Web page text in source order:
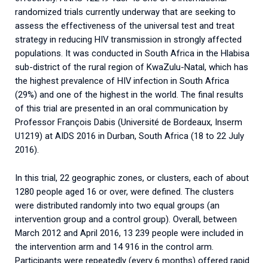
randomized trials currently underway that are seeking to
assess the effectiveness of the universal test and treat
strategy in reducing HIV transmission in strongly affected
populations. It was conducted in South Africa in the Hlabisa
sub-district of the rural region of KwaZulu-Natal, which has
the highest prevalence of HIV infection in South Africa
(29%) and one of the highest in the world. The final results
of this trial are presented in an oral communication by
Professor François Dabis (Université de Bordeaux, Inserm
U1219) at AIDS 2016 in Durban, South Africa (18 to 22 July
2016).
In this trial, 22 geographic zones, or clusters, each of about
1280 people aged 16 or over, were defined. The clusters
were distributed randomly into two equal groups (an
intervention group and a control group). Overall, between
March 2012 and April 2016, 13 239 people were included in
the intervention arm and 14 916 in the control arm.
Participants were repeatedly (every 6 months) offered rapid